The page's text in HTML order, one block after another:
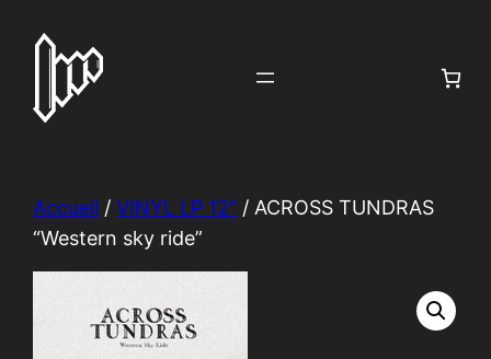
contenu
Accueil /VINYL LP 12" / ACROSS TUNDRAS
“Western sky ride”